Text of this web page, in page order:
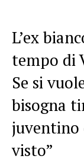
L’ex
tempo di
Se si
bisogna
juventino
visto”